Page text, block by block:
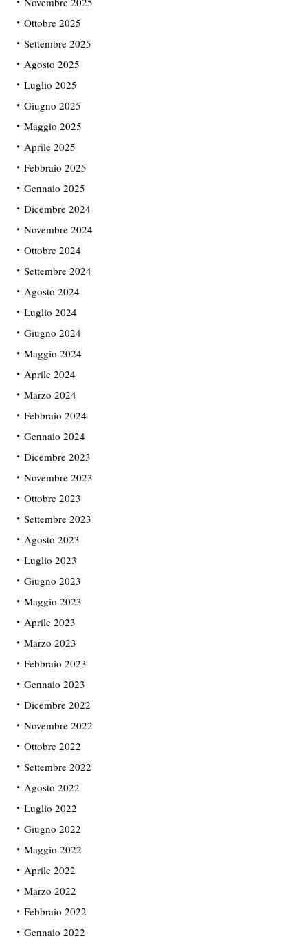
Ottobre 2025
Settembre 2025
Agosto 2025
Luglio 2025
Giugno 2025
Maggio 2025
Aprile 2025
Febbraio 2025
Gennaio 2025
Dicembre 2024
Novembre 2024
Ottobre 2024
Settembre 2024
Agosto 2024
Luglio 2024
Giugno 2024
Maggio 2024
Aprile 2024
Marzo 2024
Febbraio 2024
Gennaio 2024
Dicembre 2023
Novembre 2023
Ottobre 2023
Settembre 2023
Agosto 2023
Luglio 2023
Giugno 2023
Maggio 2023
Aprile 2023
Marzo 2023
Febbraio 2023
Gennaio 2023
Dicembre 2022
Novembre 2022
Ottobre 2022
Settembre 2022
Agosto 2022
Luglio 2022
Giugno 2022
Maggio 2022
Aprile 2022
Marzo 2022
Febbraio 2022
Gennaio 2022